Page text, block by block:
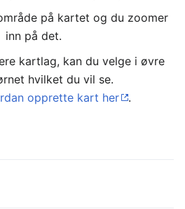
på kartet og du zoomer
inn på det.
kartlag, kan du velge i øvre
hvilket du vil se.
opprette kart her .